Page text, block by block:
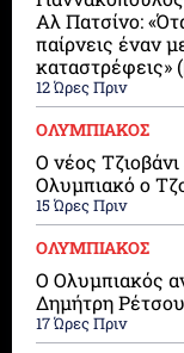
Αλ Πατσίνο:
παίρνεις έναν
καταστρέφεις»
12 Ώρες Πριν
ΟΛΥΜΠΙΑΚΟΣ
Ο νέος
Ολυμπιακό ο
15 Ώρες Πριν
ΟΛΥΜΠΙΑΚΟΣ
Ο Ολυμπιακός
Δημήτρη Ρέτσου
17 Ώρες Πριν